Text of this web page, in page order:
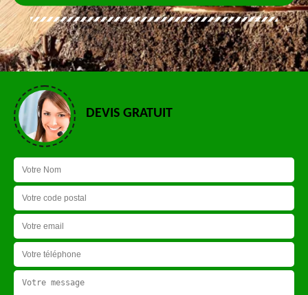
DEVIS GRATUIT